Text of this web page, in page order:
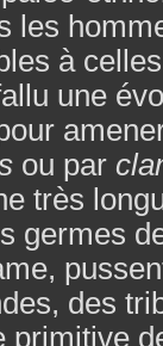
les
à
une
ou par
très
germes
des
primitive